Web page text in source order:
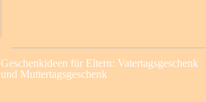
Geschenkideen für Eltern: Vatertagsgeschenk
und Muttertagsgeschenk